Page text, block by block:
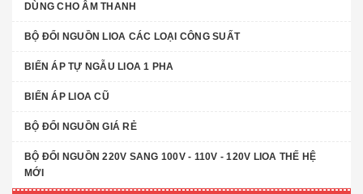
DÙNG CHO ÂM THANH
BỘ ĐỔI NGUỒN LIOA CÁC LOẠI CÔNG SUẤT
BIẾN ÁP TỰ NGẪU LIOA 1 PHA
BIẾN ÁP LIOA CŨ
BỘ ĐỔI NGUỒN GIÁ RẺ
BỘ ĐỔI NGUỒN 220V SANG 100V - 110V - 120V LIOA THẾ HỆ
MỚI